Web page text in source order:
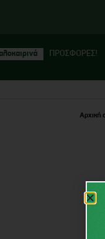
ΠΡΟΣΦΟΡΕΣ!
Αρχική